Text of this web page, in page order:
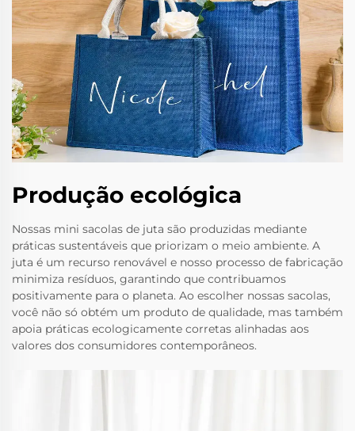
Produção ecológica
Nossas mini sacolas de juta são produzidas mediante
práticas sustentáveis que priorizam o meio ambiente. A
juta é um recurso renovável e nosso processo de fabricação
minimiza resíduos, garantindo que contribuamos
positivamente para o planeta. Ao escolher nossas sacolas,
você não só obtém um produto de qualidade, mas também
apoia práticas ecologicamente corretas alinhadas aos
valores dos consumidores contemporâneos.